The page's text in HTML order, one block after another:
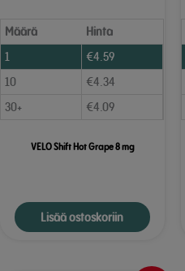
Määrä
Hinta
1
€4.59
10
€4.34
30+
€4.09
VELO Shift Hot Grape 8 mg
Lisää ostoskoriin